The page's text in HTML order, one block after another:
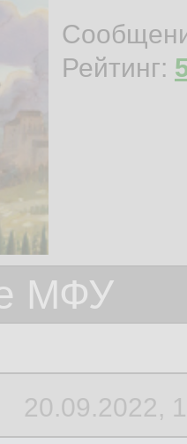
Рейтинг:
МФУ
20.09.2022,